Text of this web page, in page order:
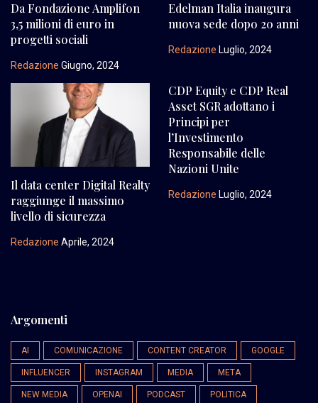
Da Fondazione Amplifon
3,5 milioni di euro in
progetti sociali
Redazione Giugno, 2024
Edelman Italia inaugura
nuova sede dopo 20 anni
Redazione Luglio, 2024
Il data center Digital Realty
raggiunge il massimo
livello di sicurezza
Redazione Aprile, 2024
CDP Equity e CDP Real
Asset SGR adottano i
Principi per
l’Investimento
Responsabile delle
Nazioni Unite
Redazione Luglio, 2024
Argomenti
AI COMUNICAZIONE CONTENT CREATOR GOOGLE
INFLUENCER INSTAGRAM MEDIA META
NEW MEDIA OPENAI PODCAST POLITICA